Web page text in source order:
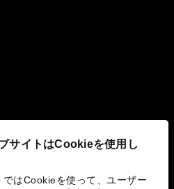
サイトはCookieを使用し
ではCookieを使って、ユーザー
組み